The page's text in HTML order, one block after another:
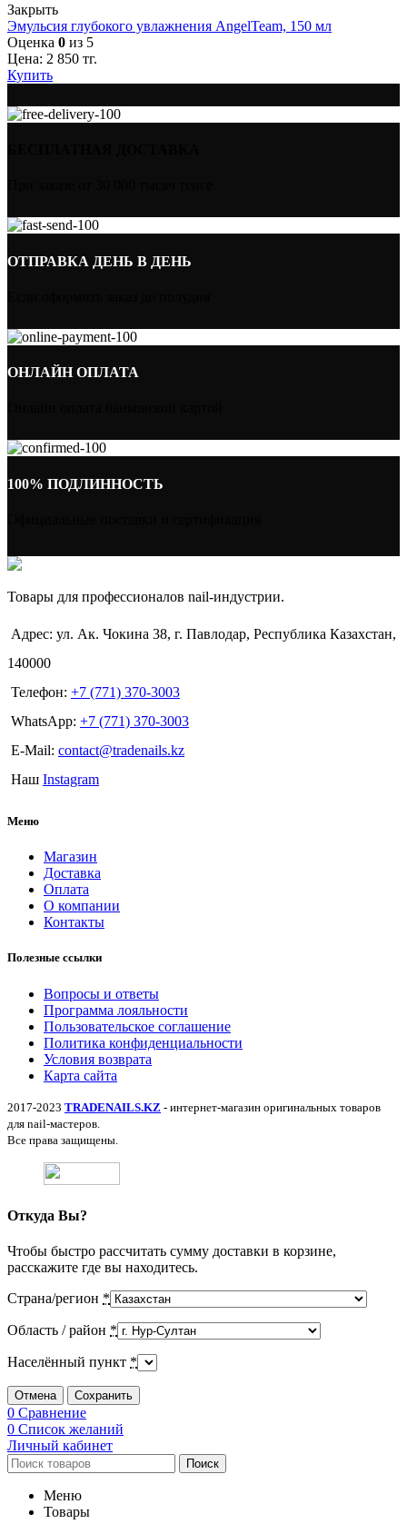
Закрыть
Эмульсия глубокого увлажнения AngelTeam, 150 мл
Оценка 0 из 5
Цена: 2 850 тг.
Купить
ОТПРАВКА ДЕНЬ В ДЕНЬ
ОНЛАЙН ОПЛАТА
100% ПОДЛИННОСТЬ
Товары для профессионалов nail-индустрии.
Адрес: ул. Ак. Чокина 38, г. Павлодар, Республика Казахстан,
140000
Телефон: +7 (771) 370-3003
WhatsApp: +7 (771) 370-3003
E-Mail: contact@tradenails.kz
Наш Instagram
Меню
Магазин
Доставка
Оплата
О компании
Контакты
Полезные ссылки
Вопросы и ответы
Программа лояльности
Пользовательское соглашение
Политика конфиденциальности
Условия возврата
Карта сайта
2017-2023 TRADENAILS.KZ - интернет-магазин оригинальных товаров
для nail-мастеров.
Все права защищены.
Откуда Вы?
Чтобы быстро рассчитать сумму доставки в корзине,
расскажите где вы находитесь.
Страна/регион *
Область / район *
Населённый пункт *
Отмена Сохранить
0 Сравнение
0 Список желаний
Личный кабинет
Поиск
Меню
Товары